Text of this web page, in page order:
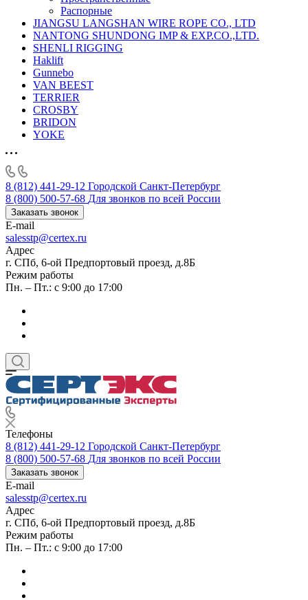
Распорные
JIANGSU LANGSHAN WIRE ROPE CO., LTD
NANTONG SHUNDONG IMP & EXP.CO.,LTD.
SHENLI RIGGING
Haklift
Gunnebo
VAN BEEST
TERRIER
CROSBY
BRIDON
YOKE
8 (812) 441-29-12 Городской Санкт-Петербург
8 (800) 500-57-68 Для звонков по всей России
Заказать звонок
E-mail
salesstp@certex.ru
Адрес
г. СПб, 6-ой Предпортовый проезд, д.8Б
Режим работы
Пн. – Пт.: с 9:00 до 17:00
Телефоны
8 (812) 441-29-12 Городской Санкт-Петербург
8 (800) 500-57-68 Для звонков по всей России
Заказать звонок
E-mail
salesstp@certex.ru
Адрес
г. СПб, 6-ой Предпортовый проезд, д.8Б
Режим работы
Пн. – Пт.: с 9:00 до 17:00